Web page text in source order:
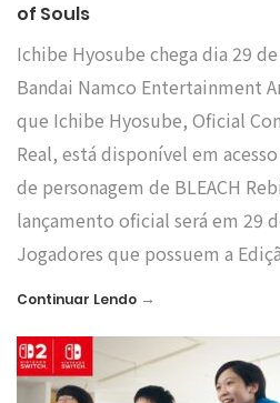
of Souls
Ichibe Hyosube chega dia 29
Bandai Namco Entertainment
que Ichibe Hyosube, Oficial
Real, está disponível em
de personagem de BLEACH
lançamento oficial será em 29
Jogadores que possuem a
Continuar Lendo →